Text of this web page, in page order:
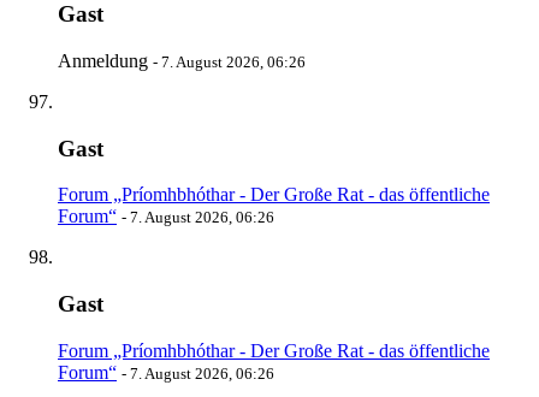
Gast
Anmeldung - 7. August 2026, 06:26
Gast
Forum „Príomhbhóthar - Der Große Rat - das öffentliche
Forum“ - 7. August 2026, 06:26
Gast
Forum „Príomhbhóthar - Der Große Rat - das öffentliche
Forum“ - 7. August 2026, 06:26